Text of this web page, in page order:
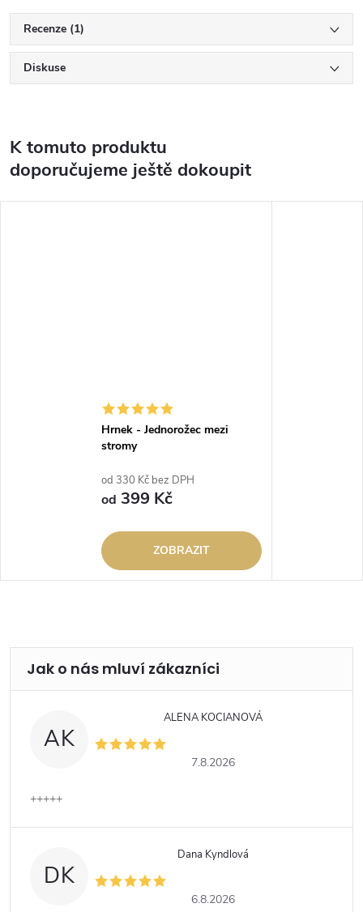
Recenze (1)
Diskuse
K tomuto produktu
doporučujeme ještě dokoupit
Hrnek - Jednorožec mezi
stromy
od 330 Kč bez DPH
od 399 Kč
ZOBRAZIT
AK
ALENA KOCIANOVÁ
7.8.2026
+++++
DK
Dana Kyndlová
6.8.2026